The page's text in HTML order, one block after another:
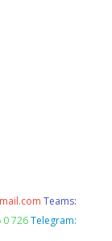
Teams:
0 726 Telegram: